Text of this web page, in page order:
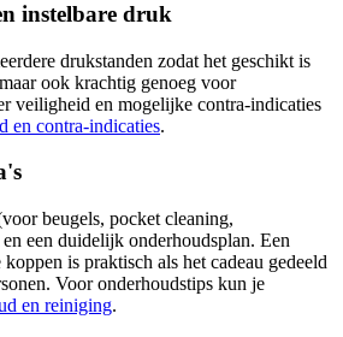
instelbare druk
drukstanden zodat het geschikt is
ook krachtig genoeg voor
veiligheid en mogelijke contra-indicaties
en contra-indicaties.
beugels, pocket cleaning,
een duidelijk onderhoudsplan. Een
is praktisch als het cadeau gedeeld
Voor onderhoudstips kun je
en reiniging.